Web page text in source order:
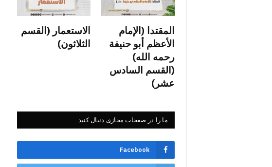
المقتدا (الإمام
الأعظم أبو حنيفة
رحمه الله)
(القسم السادس
عشر)
الاستعمار (القسم
الثلاثون)
ما را در صفحات مجازی دنبال کنید
Facebook